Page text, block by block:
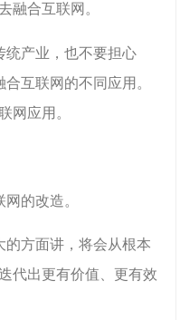
融合互联网。
统产业，也不要担心
互联网的不同应用。
网应用。
的改造。
的方面讲，将会从根本
代出更有价值、更有效